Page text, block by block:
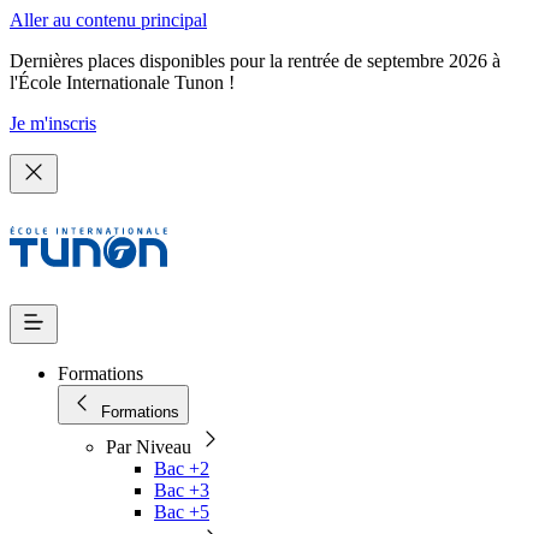
Aller au contenu principal
Dernières places disponibles pour la rentrée de septembre 2026 à
l'École Internationale Tunon !
Je m'inscris
Formations
Formations
Par Niveau
Bac +2
Bac +3
Bac +5